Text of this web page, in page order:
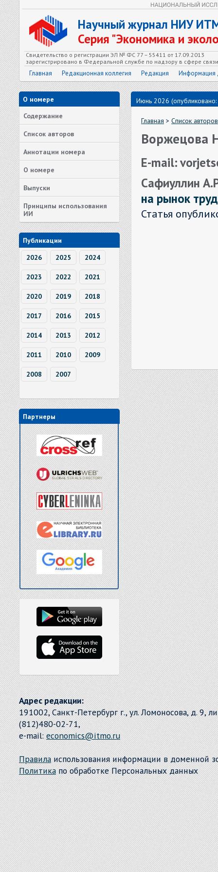
Научный журнал НИУ
Серия "Экономика и
Свидетельство о регистрации ЭЛ № ФС 77 – 55411 от 17.09.2013
зарегистрировано в Федеральной службе по надзору в сфере
Главная Редакционная коллегия Редакция Информация
О номере
Содержание
Список авторов
Аннотации номера
О номере
Выпуски
Принципы использования
ИИ
Публикации
2026
2025 2024
2023 2022 2021
2020 2019 2018
2017 2016 2015
2014 2013 2012
2011 2010 2009
2008 2007
Партнеры
Июнь 2026
Главная > Список авторов
Воржецова
E-mail:
Сафиуллин
на рынок
Статья
Адрес редакции:
191002, Санкт-Петербург г., ул. Ломоносова, д. 9,
(812)480-02-71,
e-mail:economics@itmo.ru
Правилаиспользования информации в доменной
Политикапо обработке Персональных данных